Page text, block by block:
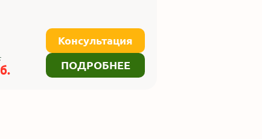
Консультация
ПОДРОБНЕЕ